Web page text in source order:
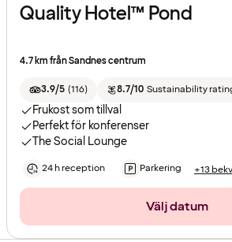
Quality Hotel™ Pond
4.7 km från Sandnes centrum
3.9/5 (116) 8.7/10 Sustainability
Frukost som tillval
Perfekt för konferenser
The Social Lounge
24 h reception Parkering +13
Välj datum